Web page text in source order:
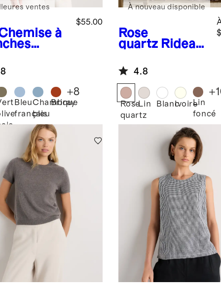
à
lin
$55.00
ventes
Bleu
français
Chambray
bleu
Brique
+8
Rose
quartz Rideau
européen –
Panneau
unique
À nouveau disponible
4.8
Rose
quartz
Lin BlancIvoireLin
foncé
+